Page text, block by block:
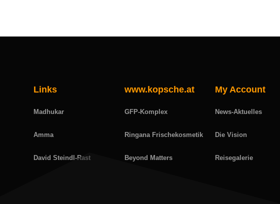
Links
Madhukar
Amma
David Steindl-Rast
www.kopsche.at
GFP-Komplex
Ringana Frischekosmetik
Beyond Matters
My Account
News-Aktuelles
Die Vision
Reisegalerie